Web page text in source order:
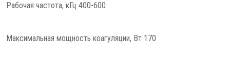
Рабочая частота, кГц 400-600
Максимальная мощность коагуляции, Вт 170